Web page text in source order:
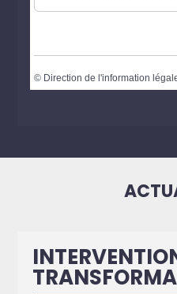
© Direction de l'information